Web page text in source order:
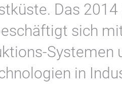
Das
sich
Systemen
in